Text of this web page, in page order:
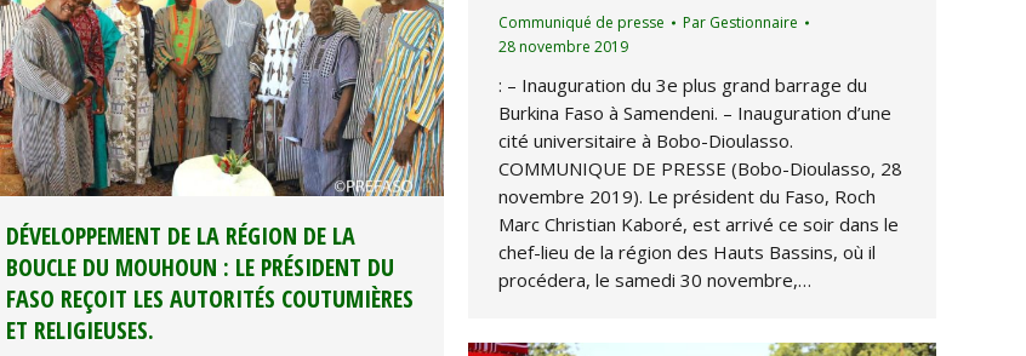
DÉVELOPPEMENT DE LA RÉGION DE LA
BOUCLE DU MOUHOUN : LE PRÉSIDENT DU
FASO REÇOIT LES AUTORITÉS COUTUMIÈRES
ET RELIGIEUSES.
Communiqué de presse Par Gestionnaire
28 novembre 2019
: – Inauguration du 3e plus grand barrage du
Burkina Faso à Samendeni. – Inauguration d’une
cité universitaire à Bobo-Dioulasso.
COMMUNIQUE DE PRESSE (Bobo-Dioulasso, 28
novembre 2019). Le président du Faso, Roch
Marc Christian Kaboré, est arrivé ce soir dans le
chef-lieu de la région des Hauts Bassins, où il
procédera, le samedi 30 novembre,…